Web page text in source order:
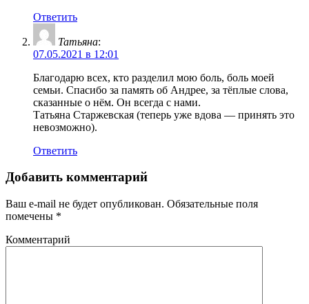
Ответить
Татьяна:
07.05.2021 в 12:01
Благодарю всех, кто разделил мою боль, боль моей
семьи. Спасибо за память об Андрее, за тёплые слова,
сказанные о нём. Он всегда с нами.
Татьяна Старжевская (теперь уже вдова — принять это
невозможно).
Ответить
Добавить комментарий
Ваш e-mail не будет опубликован. Обязательные поля
помечены *
Комментарий